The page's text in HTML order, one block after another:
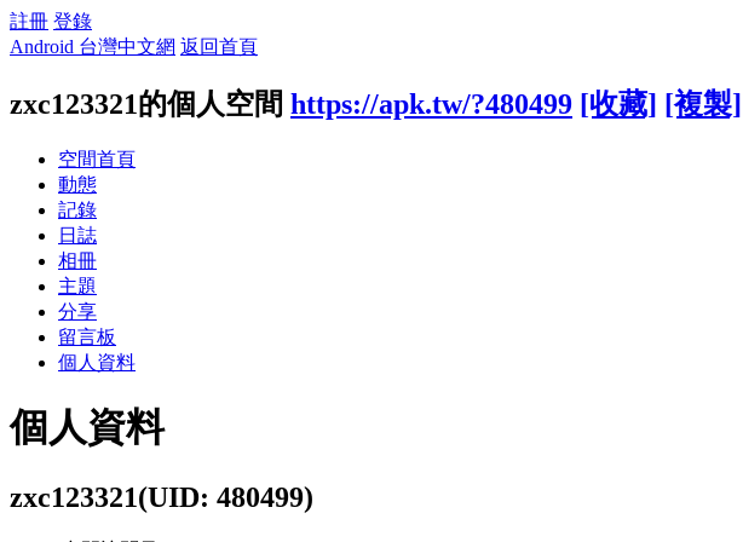
註冊 登錄
Android 台灣中文網 返回首頁
zxc123321的個人空間 https://apk.tw/?480499 [收藏] [複製]
空間首頁
動態
記錄
日誌
相冊
主題
分享
留言板
個人資料
個人資料
zxc123321(UID: 480499)